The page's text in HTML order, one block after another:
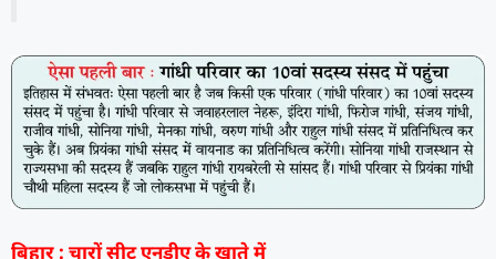
बिहार : चारों सीट एनडीए के खाते में